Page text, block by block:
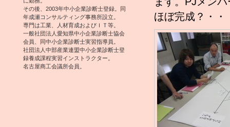
ほぼ完成？・・
その後、2003年中小企業診断士登録。同
年成瀬コンサルティング事務所設立。
専門は工業、人材育成およびＩＴ等。
一般社団法人愛知県中小企業診断士協会
会員、同中小企業診断士実習指導員。
社団法人中部産業連盟中小企業診断士登
録養成課程実習インストラクター。
名古屋商工会議所会員。